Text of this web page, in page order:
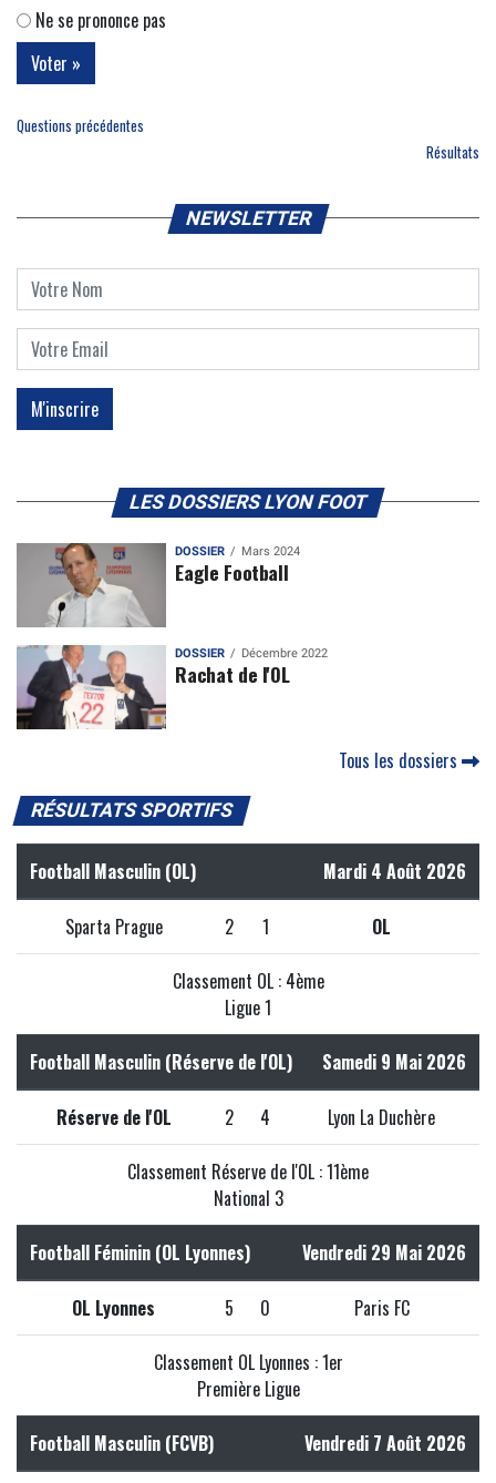
Ne se prononce pas
Questions précédentes
Résultats
NEWSLETTER
LES DOSSIERS LYON FOOT
DOSSIER Mars 2024
Eagle Football
DOSSIER Décembre 2022
Rachat de l'OL
Tous les dossiers
RÉSULTATS SPORTIFS
Football Masculin (OL) Mardi 4 Août 2026
Sparta Prague 2 1 OL
Classement OL : 4ème
Ligue 1
Football Masculin (Réserve de l'OL) Samedi 9 Mai 2026
Réserve de l'OL 2 4 Lyon La Duchère
Classement Réserve de l'OL : 11ème
National 3
Football Féminin (OL Lyonnes) Vendredi 29 Mai 2026
OL Lyonnes 5 0 Paris FC
Classement OL Lyonnes : 1er
Première Ligue
Football Masculin (FCVB) Vendredi 7 Août 2026